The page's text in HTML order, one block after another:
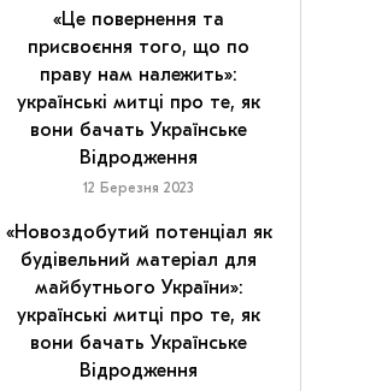
«Це повернення та
присвоєння того, що по
праву нам належить»:
українські митці про те, як
вони бачать Українське
Відродження
12 Березня 2023
«Новоздобутий потенціал як
будівельний матеріал для
майбутнього України»:
українські митці про те, як
вони бачать Українське
Відродження